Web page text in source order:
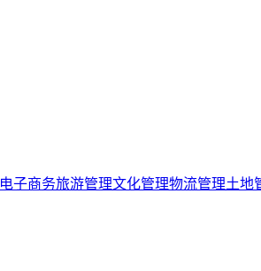
电子商务旅游管理文化管理物流管理土地